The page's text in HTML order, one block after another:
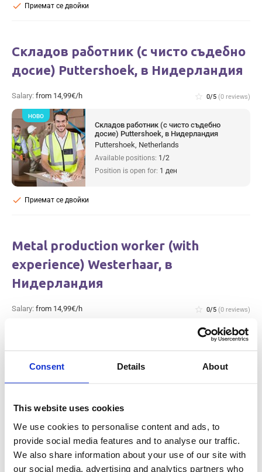
Consent Details About
This website uses cookies
We use cookies to personalise content and ads, to
provide social media features and to analyse our traffic.
We also share information about your use of our site with
our social media, advertising and analytics partners who
Приемат се двойки
check
Складов работник (с чисто съдебно
досие) Puttershoek, в Нидерландия
Salary: from 14,99€/h star_border 0/5 (0 reviews)
Складов работник (с чисто съдебно
досие) Puttershoek, в Нидерландия
Puttershoek, Netherlands
Available positions: 1/2
Position is open for: 1 ден
Приемат се двойки
check
НОВО
Metal production worker (with
experience) Westerhaar, в
Нидерландия
Salary: from 14,99€/h star_border 0/5 (0 reviews)
Available positions:
Warehouse worker sorter Tilburg, в